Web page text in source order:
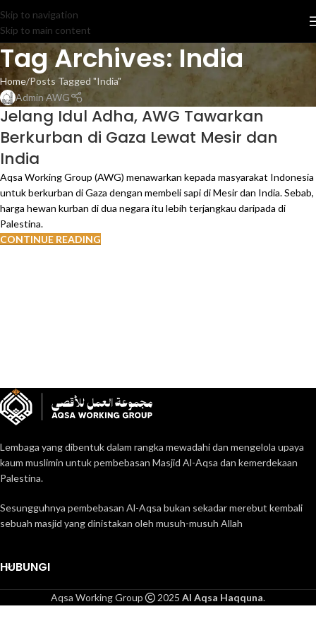
Skip to navigation
Skip to main content
Tag Archives: India
Home Posts Tagged "India"
Admin AWG
Jelang Idul Adha, AWG Tawarkan
Berkurban di Gaza Lewat Mesir dan
India
Aqsa Working Group (AWG) menawarkan kepada masyarakat Indonesia
untuk berkurban di Gaza dengan membeli sapi di Mesir dan India. Sebab,
harga hewan kurban di dua negara itu lebih terjangkau daripada di
Palestina.
CONTINUE READING
Lembaga yang dibentuk dalam rangka mewadahi dan mengelola upaya
kaum muslimin untuk pembebasan Masjid Al-Aqsa dan kemerdekaan
Palestina.
Sesungguhnya pembebasan Al-Aqsa bukan sekadar merebut kembali
sebuah masjid yang dinistakan oleh musuh-musuh Allah
HUBUNGI
Aqsa Working Group 2025 Al Aqsa Haqquna.